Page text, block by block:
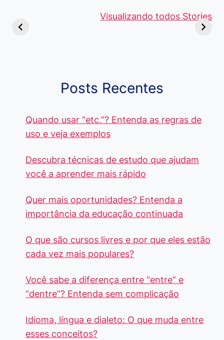
Visualizando todos Stories
Diferença e
de 5 Centavos
Curso de
Pacote
Posts Recentes
Quando usar “etc.”? Entenda as regras de
uso e veja exemplos
Descubra técnicas de estudo que ajudam
você a aprender mais rápido
Quer mais oportunidades? Entenda a
importância da educação continuada
O que são cursos livres e por que eles estão
cada vez mais populares?
Você sabe a diferença entre “entre” e
“dentre”? Entenda sem complicação
Idioma, língua e dialeto: O que muda entre
esses conceitos?